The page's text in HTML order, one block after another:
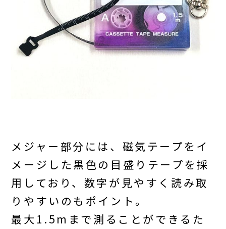
メジャー部分には、磁気テープをイ
メージした黒色の目盛りテープを採
用しており、数字が見やすく読み取
りやすいのもポイント。
最大1.5mまで測ることができるた